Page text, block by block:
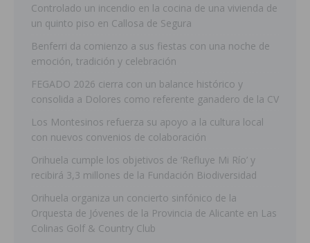
Controlado un incendio en la cocina de una vivienda de
un quinto piso en Callosa de Segura
Benferri da comienzo a sus fiestas con una noche de
emoción, tradición y celebración
FEGADO 2026 cierra con un balance histórico y
consolida a Dolores como referente ganadero de la CV
Los Montesinos refuerza su apoyo a la cultura local
con nuevos convenios de colaboración
Orihuela cumple los objetivos de ‘Refluye Mi Río’ y
recibirá 3,3 millones de la Fundación Biodiversidad
Orihuela organiza un concierto sinfónico de la
Orquesta de Jóvenes de la Provincia de Alicante en Las
Colinas Golf & Country Club